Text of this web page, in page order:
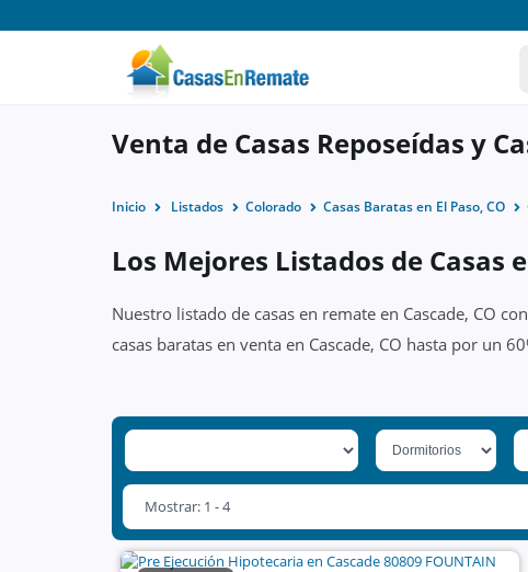
Venta de Casas Reposeídas y
Inicio Listados Colorado Casas Baratas en El Paso, CO
Los Mejores Listados de Casas
Nuestro listado de casas en remate en Cascade, CO
casas baratas en venta en Cascade, CO hasta por un
Mostrar: 1 - 4